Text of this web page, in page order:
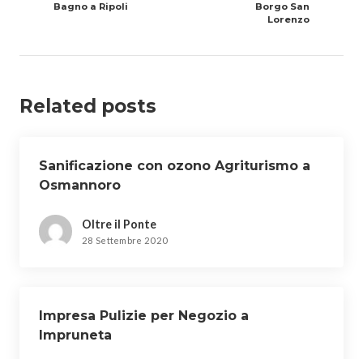
Bagno a Ripoli
Borgo San
Lorenzo
Related posts
Sanificazione con ozono Agriturismo a
Osmannoro
Oltre il Ponte
28 Settembre 2020
Impresa Pulizie per Negozio a
Impruneta